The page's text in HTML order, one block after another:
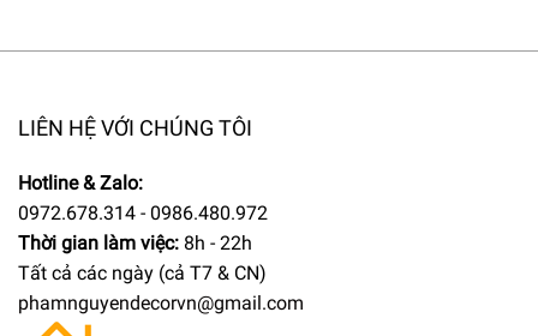
LIÊN HỆ VỚI CHÚNG TÔI
Hotline & Zalo:
0972.678.314 - 0986.480.972
Thời gian làm việc: 8h - 22h
Tất cả các ngày (cả T7 & CN)
phamnguyendecorvn@gmail.com